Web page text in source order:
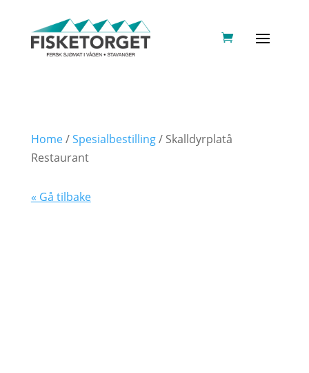
Home/Spesialbestilling/ Skalldyrplatå
Restaurant
« Gå tilbake